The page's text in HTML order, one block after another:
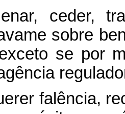
ceder,
sobre
se por
falência,